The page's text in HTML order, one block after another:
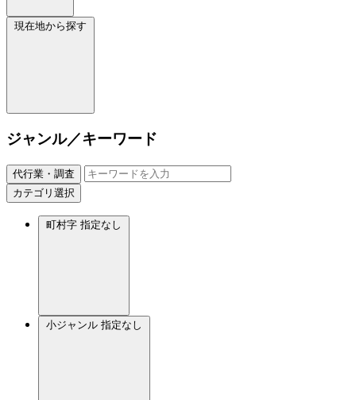
現在地から探す
ジャンル／キーワード
代行業・調査
カテゴリ選択
町村字 指定なし
小ジャンル 指定なし